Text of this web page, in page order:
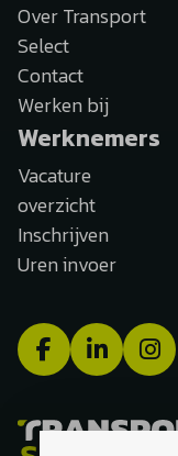
Over Transport
Select
Contact
Werken bij
Werknemers
Vacature
overzicht
Inschrijven
Uren invoer